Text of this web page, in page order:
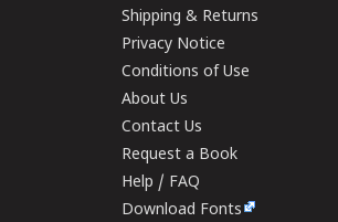
Shipping & Returns
Privacy Notice
Conditions of Use
About Us
Contact Us
Request a Book
Help / FAQ
Download Fonts